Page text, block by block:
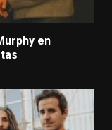
en